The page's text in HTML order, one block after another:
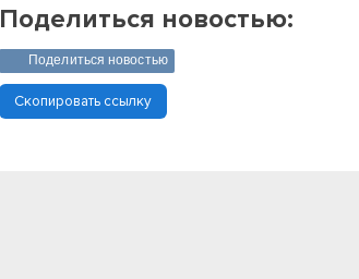
Поделиться новостью:
Поделиться новостью
Скопировать ссылку